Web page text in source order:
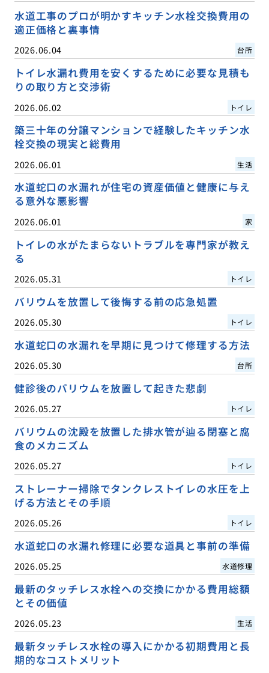
水道工事のプロが明かすキッチン水栓交換費用の
適正価格と裏事情
2026.06.04 台所
トイレ水漏れ費用を安くするために必要な見積も
りの取り方と交渉術
2026.06.02 トイレ
築三十年の分譲マンションで経験したキッチン水
栓交換の現実と総費用
2026.06.01 生活
水道蛇口の水漏れが住宅の資産価値と健康に与え
る意外な悪影響
2026.06.01 家
トイレの水がたまらないトラブルを専門家が教え
る
2026.05.31 トイレ
バリウムを放置して後悔する前の応急処置
2026.05.30 トイレ
水道蛇口の水漏れを早期に見つけて修理する方法
2026.05.30 台所
健診後のバリウムを放置して起きた悲劇
2026.05.27 トイレ
バリウムの沈殿を放置した排水管が辿る閉塞と腐
食のメカニズム
2026.05.27 トイレ
ストレーナー掃除でタンクレストイレの水圧を上
げる方法とその手順
2026.05.26 トイレ
水道蛇口の水漏れ修理に必要な道具と事前の準備
2026.05.25 水道修理
最新のタッチレス水栓への交換にかかる費用総額
とその価値
2026.05.23 生活
最新タッチレス水栓の導入にかかる初期費用と長
期的なコストメリット